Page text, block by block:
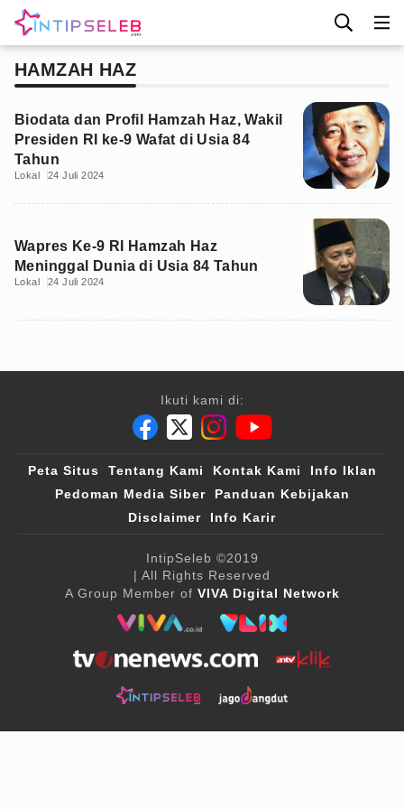
HAMZAH HAZ
Biodata dan Profil Hamzah Haz, Wakil
Presiden RI ke-9 Wafat di Usia 84
Tahun
Lokal 24 Juli 2024
Wapres Ke-9 RI Hamzah Haz
Meninggal Dunia di Usia 84 Tahun
Lokal 24 Juli 2024
Ikuti kami di:
Peta Situs Tentang Kami Kontak Kami
Info Iklan
Pedoman Media Siber
Panduan Kebijakan
Disclaimer
Info Karir
IntipSeleb ©2019
| All Rights Reserved
A Group Member of VIVA Digital Network